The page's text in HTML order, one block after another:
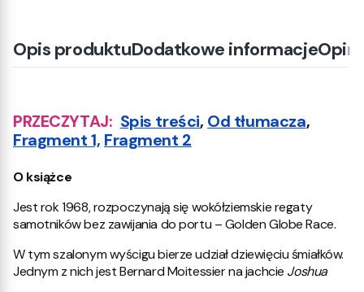
Opis produktuDodatkowe informacje
PRZECZYTAJ: Spis treści, Od tłumacza,
Fragment 1, Fragment 2
O książce
Jest rok 1968, rozpoczynają się wokółziemskie regaty
samotników bez zawijania do portu – Golden Globe Race.
W tym szalonym wyścigu bierze udział dziewięciu śmiałków.
Jednym z nich jest Bernard Moitessier na jachcie Joshua